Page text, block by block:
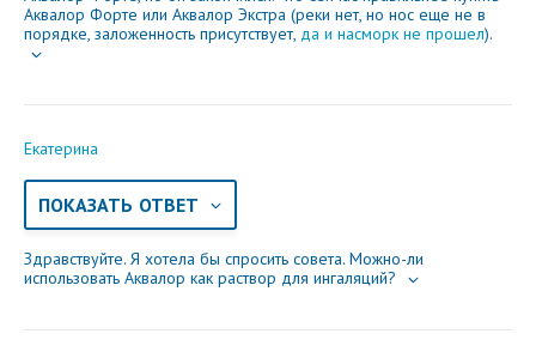
Аквалор Форте или Аквалор Экстра (реки нет, но нос еще не в
порядке, заложенность присутствует, да и насморк не прошел).
Екатерина
ПОКАЗАТЬ ОТВЕТ
Здравствуйте. Я хотела бы спросить совета. Можно-ли
использовать Аквалор как раствор для ингаляций?